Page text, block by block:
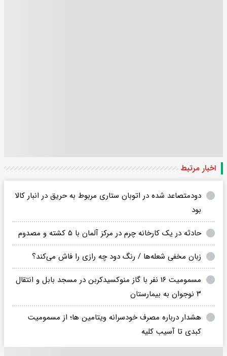
اخبار مرتبط
دودمتصاعد شده در اتوبان ستاری مربوط به حریق در انبار کالا
بود
حادثه در یک کارخانه چرم در مرکز آلمان با ۵ کشته و مصدوم
زبان مخفی شعله‌ها / رنگ دود چه رازی را فاش می‌کند؟
مسمومیت ۱۶ نفر با گاز منوکسیدکربن در مسجد بابل و انتقال
۳ نوجوان به بیمارستان
هشدار درباره مصرف خودسرانه ویتامین ها؛ از مسمومیت
کبدی تا آسیب کلیه